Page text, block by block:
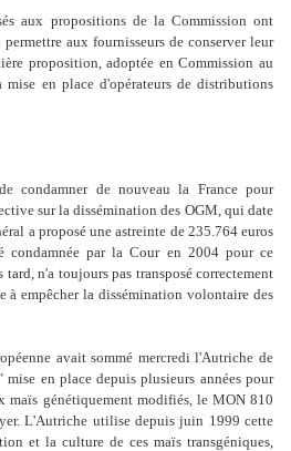
aux propositions de la Commission ont
aux fournisseurs de conserver leur
proposition, adoptée en Commission au
mise en place d'opérateurs de distributions
condamner de nouveau la France pour
sur la dissémination des OGM, qui date
a proposé une astreinte de 235.764 euros
condamnée par la Cour en 2004 pour ce
n'a toujours pas transposé correctement
empêcher la dissémination volontaire des
avait sommé mercredi l'Autriche de
mise en place depuis plusieurs années pour
maïs génétiquement modifiés, le MON 810
L'Autriche utilise depuis juin 1999 cette
et la culture de ces maïs transgéniques,